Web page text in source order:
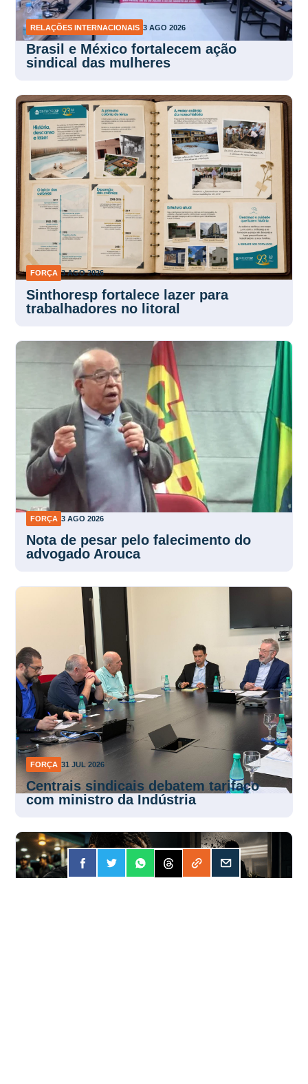
RELAÇÕES INTERNACIONAIS 3 AGO 2026
Brasil e México fortalecem ação
sindical das mulheres
FORÇA 3 AGO 2026
Sinthoresp fortalece lazer para
trabalhadores no litoral
FORÇA 3 AGO 2026
Nota de pesar pelo falecimento do
advogado Arouca
FORÇA 31 JUL 2026
Centrais sindicais debatem tarifaço
com ministro da Indústria